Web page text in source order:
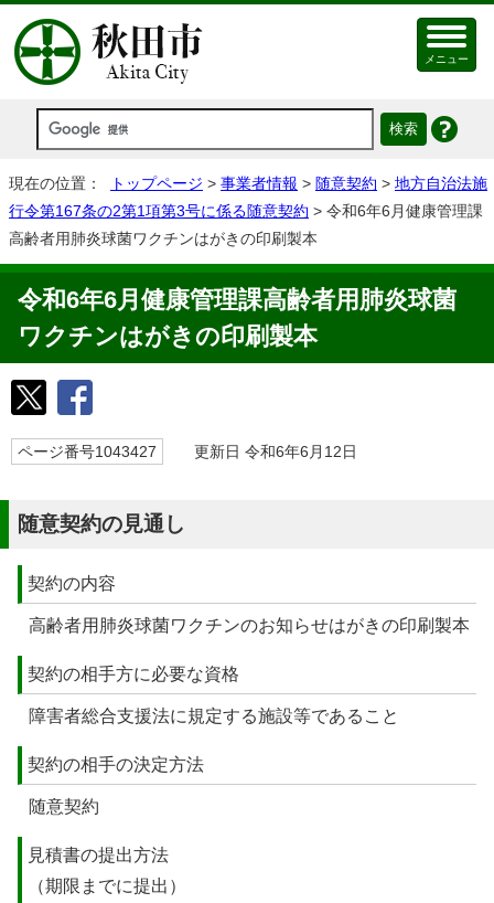
メニュー
現在の位置： トップページ > 事業者情報 > 随意契約 > 地方自治法施
行令第167条の2第1項第3号に係る随意契約 > 令和6年6月健康管理課
高齢者用肺炎球菌ワクチンはがきの印刷製本
令和6年6月健康管理課高齢者用肺炎球菌
ワクチンはがきの印刷製本
ページ番号1043427 更新日 令和6年6月12日
随意契約の見通し
契約の内容
高齢者用肺炎球菌ワクチンのお知らせはがきの印刷製本
契約の相手方に必要な資格
障害者総合支援法に規定する施設等であること
契約の相手の決定方法
随意契約
見積書の提出方法
（期限までに提出）